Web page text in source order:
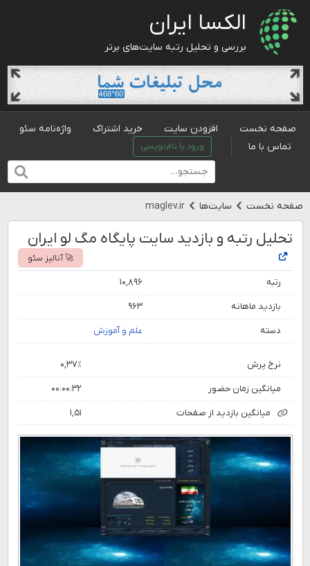
الکسا ایران
بررسی و تحلیل رتبه سایت‌های برتر
صفحه نخست افزودن سایت خرید اشتراک
واژه‌نامه سئو
تماس با ما
ورود یا نام‌نویسی
صفحه نخست سایت‌ها maglev.ir
تحلیل رتبه و بازدید سایت پایگاه مگ لو ایران
🚀 آنالیز سئو
رتبه ۱۰,۸۹۶
بازدید ماهانه ۹۶۳
دسته علم و آموزش
نرخ پرش ۰,۳۷٪
میانگین زمان حضور ۰۰:۰۰:۳۲
میانگین بازدید از صفحات ۱,۵۱